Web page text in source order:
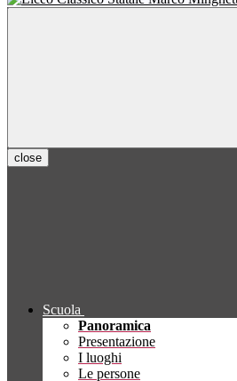
close
Scuola
Panoramica
Presentazione
I luoghi
Le persone